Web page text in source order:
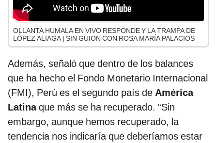
OLLANTA HUMALA EN VIVO RESPONDE Y LA TRAMPA DE
LÓPEZ ALIAGA | SIN GUION CON ROSA MARÍA PALACIOS
Además, señaló que dentro de los balances
que ha hecho el Fondo Monetario Internacional
(FMI), Perú es el segundo país de América
Latinaque más se ha recuperado. “Sin
embargo, aunque hemos recuperado, la
tendencia nos indicaría que deberíamos estar